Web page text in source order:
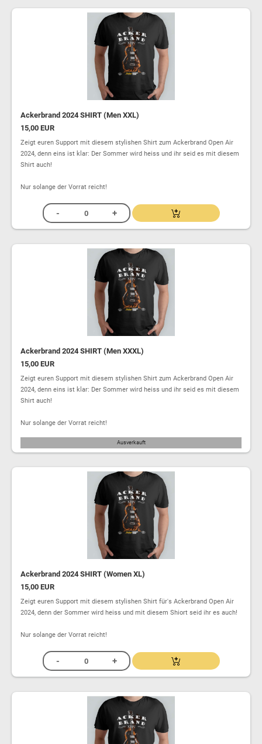
Ackerbrand 2024 SHIRT (Men XXL)
15,00 EUR
Zeigt euren Support mit diesem stylishen Shirt zum Ackerbrand Open Air
2024, denn eins ist klar: Der Sommer wird heiss und ihr seid es mit diesem
Shirt auch!
Nur solange der Vorrat reicht!
Ackerbrand 2024 SHIRT (Men XXXL)
15,00 EUR
Zeigt euren Support mit diesem stylishen Shirt zum Ackerbrand Open Air
2024, denn eins ist klar: Der Sommer wird heiss und ihr seid es mit diesem
Shirt auch!
Nur solange der Vorrat reicht!
Ausverkauft
Ackerbrand 2024 SHIRT (Women XL)
15,00 EUR
Zeigt euren Support mit diesem stylishen Shirt für's Ackerbrand Open Air
2024, denn der Sommer wird heiss und mit diesem Shiort seid ihr es auch!
Nur solange der Vorrat reicht!